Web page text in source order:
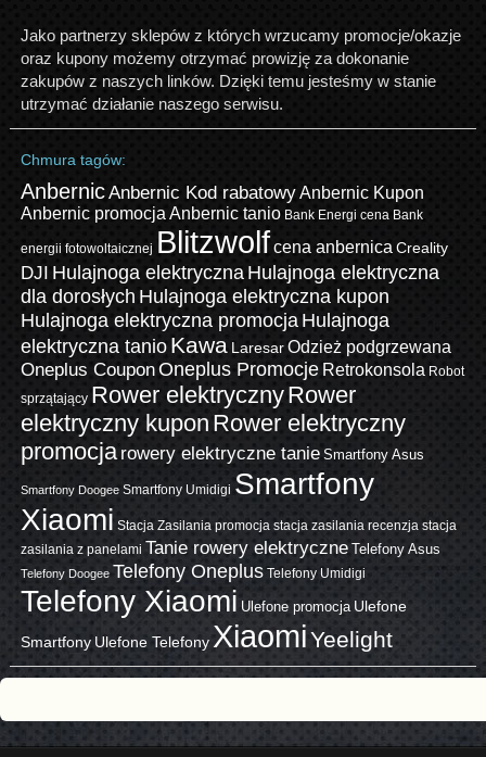
Jako partnerzy sklepów z których wrzucamy promocje/okazje
oraz kupony możemy otrzymać prowizję za dokonanie
zakupów z naszych linków. Dzięki temu jesteśmy w stanie
utrzymać działanie naszego serwisu.
Chmura tagów:
AnbernicAnbernic Kod rabatowyAnbernic Kupon
Anbernic promocja Anbernic tanio Bank Energi cena Bank
energii fotowoltaicznej Blitzwolfcena anbernica Creality
DJI Hulajnoga elektrycznaHulajnoga elektryczna
dla dorosłych Hulajnoga elektryczna kupon
Hulajnoga elektryczna promocjaHulajnoga
elektryczna tanioKawa Laresar Odzież podgrzewana
Oneplus CouponOneplus Promocje Retrokonsola Robot
sprzątający Rower elektrycznyRower
elektryczny kupon Rower elektryczny
promocja rowery elektryczne tanie Smartfony Asus
Smartfony Doogee Smartfony Umidigi Smartfony
Xiaomi Stacja Zasilania promocja stacja zasilania recenzja stacja
zasilania z panelami Tanie rowery elektryczne Telefony Asus
Telefony Doogee Telefony Oneplus Telefony Umidigi
Telefony Xiaomi Ulefone promocja Ulefone
Smartfony Ulefone Telefony XiaomiYeelight